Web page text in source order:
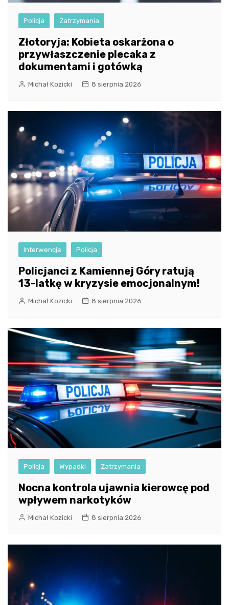
Policja Zatrzymania
Złotoryja: Kobieta oskarżona o
przywłaszczenie plecaka z
dokumentami i gotówką
Michał Kozicki 8 sierpnia 2026
Interwencje Policja
Policjanci z Kamiennej Góry ratują
13-latkę w kryzysie emocjonalnym!
Michał Kozicki 8 sierpnia 2026
Policja Wypadki Zatrzymania
Nocna kontrola ujawnia kierowcę pod
wpływem narkotyków
Michał Kozicki 8 sierpnia 2026